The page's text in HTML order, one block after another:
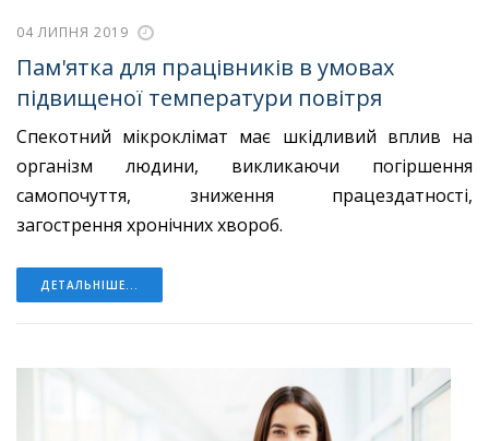
04 ЛИПНЯ 2019
Пам'ятка для працівників в умовах
підвищеної температури повітря
Спекотний мікроклімат має шкідливий вплив на
організм людини, викликаю­чи погіршення
самопочуття, зниження працездатності,
загострення хронічних хво­роб.
ДЕТАЛЬНІШЕ...